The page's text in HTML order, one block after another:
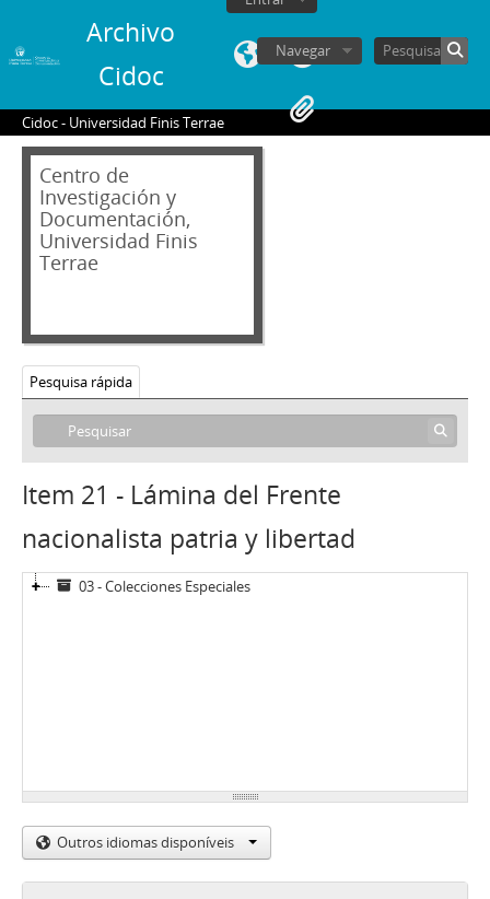
Archivo
Cidoc
Navegar
Cidoc - Universidad Finis Terrae
Centro de
Investigación y
Documentación,
Universidad Finis
Terrae
Pesquisa rápida
Item 21 - Lámina del Frente
nacionalista patria y libertad
03 - Colecciones Especiales
Outros idiomas disponíveis